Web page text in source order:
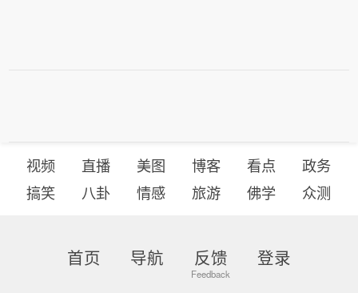
视频 直播 美图 博客 看点
政务
搞笑
八卦 情感 旅游 佛学 众测
首页 导航 反馈 登录